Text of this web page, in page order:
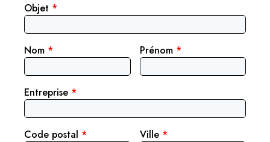
Objet *
Nom * Prénom *
Entreprise *
Code postal * Ville *